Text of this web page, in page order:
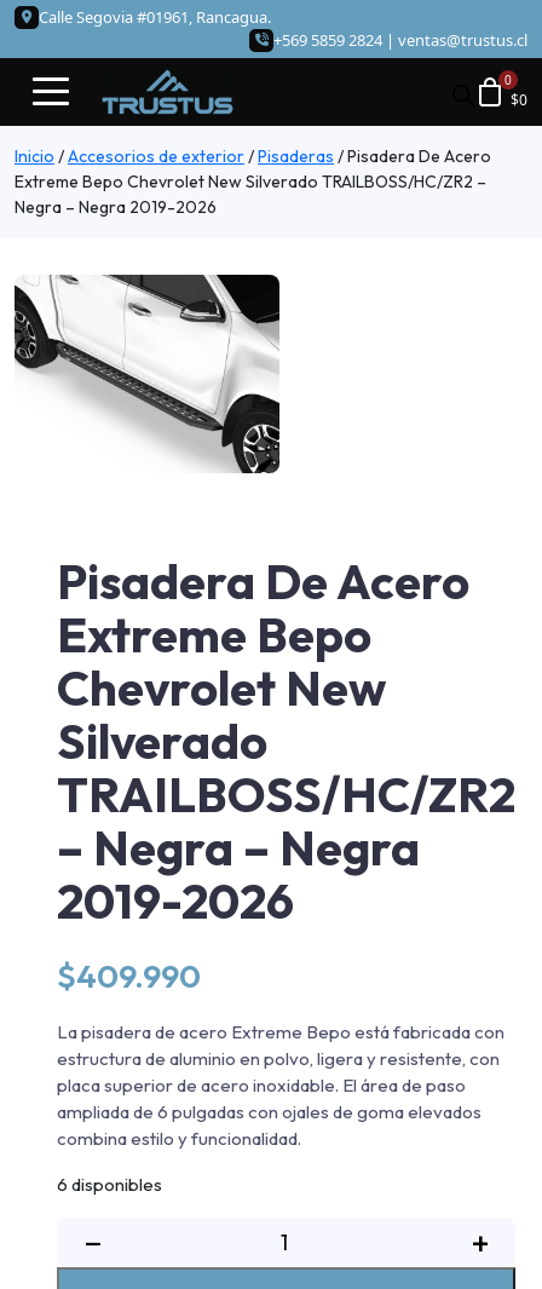
Calle Segovia #01961, Rancagua.
+569 5859 2824 | ventas@trustus.cl
$0
Inicio /Accesorios de exterior/Pisaderas /Pisadera De Acero
Extreme Bepo Chevrolet New Silverado TRAILBOSS/HC/ZR2 –
Negra – Negra 2019-2026
Pisadera De Acero
Extreme Bepo
Chevrolet New
Silverado
TRAILBOSS/HC/ZR2
– Negra – Negra
2019-2026
$409.990
La pisadera de acero Extreme Bepo está fabricada con
estructura de aluminio en polvo, ligera y resistente, con
placa superior de acero inoxidable. El área de paso
ampliada de 6 pulgadas con ojales de goma elevados
combina estilo y funcionalidad.
6 disponibles
−
De
+